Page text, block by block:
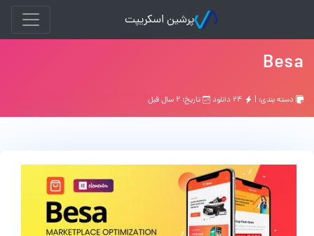
پرشین اسکریپت
Besa
دسته بندی: | تاریخ: ۲ سال قبل